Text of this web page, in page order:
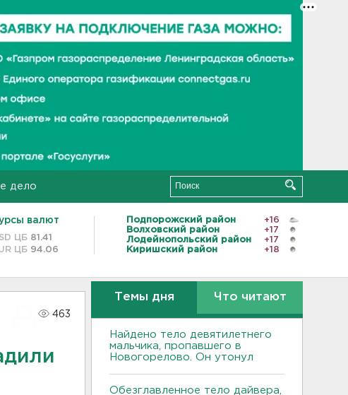
дело
валют
ЦБ 81.41
ЦБ 94.06
Подпорожский район
+16
Волховский район
+17
Лодейнопольский район
+17
Киришский район
+18
463
Темы дня Что читают
Найдено тело девятилетнего
мальчика, пропавшего в
Новогорелово. Он утонул
Обезглавленное тело дайвера,